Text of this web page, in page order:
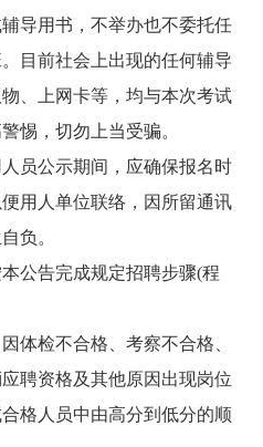
导用书，不举办也不委托任
目前社会上出现的任何辅导
、上网卡等，均与本次考试
惕，切勿上当受骗。
员公示期间，应确保报名时
用人单位联络，因所留通讯
负。
公告完成规定招聘步骤(程
体检不合格、考察不合格、
聘资格及其他原因出现岗位
格人员中由高分到低分的顺